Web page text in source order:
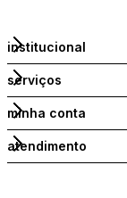
institucional
serviços
minha conta
atendimento